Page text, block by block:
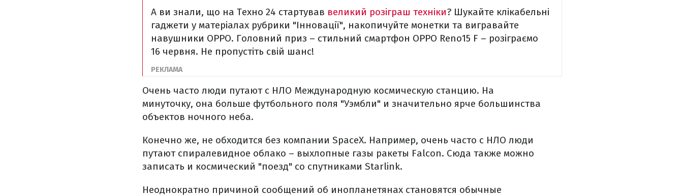
А ви знали, що на Техно 24 стартував великий розіграш техніки? Шукайте клікабельні
гаджети у матеріалах рубрики "Інновації", накопичуйте монетки та вигравайте
навушники OPPO. Головний приз – стильний смартфон ОРРО Reno15 F – розіграємо
16 червня. Не пропустіть свій шанс!
Очень часто люди путают с НЛО Международную космическую станцию. На
минуточку, она больше футбольного поля "Уэмбли" и значительно ярче большинства
объектов ночного неба.
Конечно же, не обходится без компании SpaceX. Например, очень часто с НЛО люди
путают спиралевидное облако – выхлопные газы ракеты Falcon. Сюда также можно
записать и космический "поезд" со спутниками Starlink.
Неоднократно причиной сообщений об инопланетянах становятся обычные